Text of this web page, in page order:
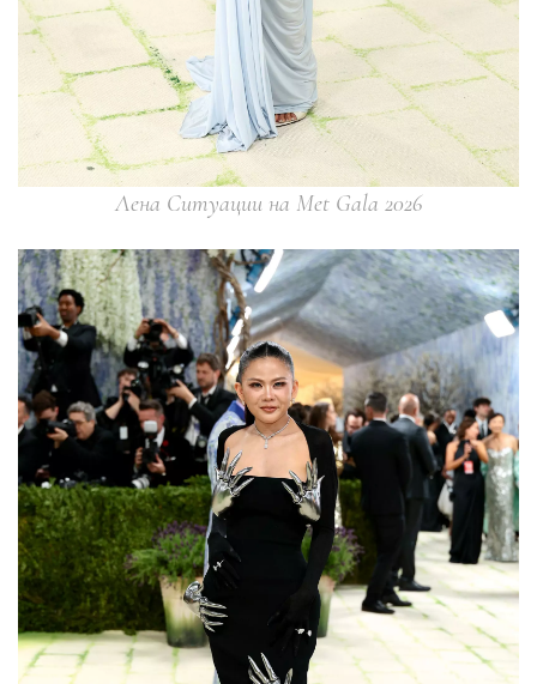
Лена Ситуации на Met Gala 2026